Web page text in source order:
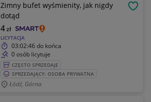
Zimny bufet wyśmienity, jak nigdy
dotąd
LICYTACJA
4zł
03:02:46do końca
0 osób licytuje
CZĘSTO SPRZEDAJE
SPRZEDAJĄCY: OSOBA PRYWATNA
Łódź, Górna